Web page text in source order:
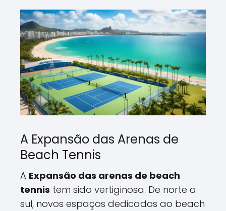
A Expansão das Arenas de
Beach Tennis
A Expansão das arenas de beach
tennis tem sido vertiginosa. De norte a
sul, novos espaços dedicados ao beach